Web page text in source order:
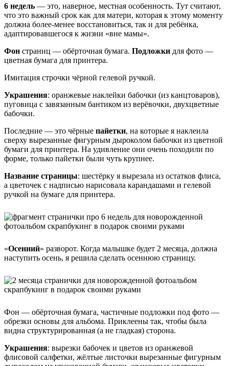
6 недель — это, наверное, местная особенность. Тут считают,
что это важный срок как для матери, которая к этому моменту
должна более-менее восстановиться, так и для ребёнка,
адаптировавшегося к жизни «вне мамы».
Фон страниц — обёрточная бумага. Подложки для фото —
цветная бумага для принтера.
Имитация строчки чёрной гелевой ручкой.
Украшения: оранжевые наклейки бабочки (из канцтоваров),
пуговица с завязанным бантиком из верёвочки, двухцветные
бабочки.
Последние — это чёрные пайетки, на которые я наклеила
сверху вырезанные фигурным дыроколом бабочки из цветной
бумаги для принтера. На удивление они очень походили по
форме, только пайетки были чуть крупнее.
Название страницы: шестёрку я вырезала из остатков флиса,
а цветочек с надписью нарисовала карандашами и гелевой
ручкой на бумаге для принтера.
«Осенний» разворот. Когда малышке будет 2 месяца, должна
наступить осень, я решила сделать осеннюю страницу.
Фон — обёрточная бумага, частичные подложки под фото —
обрезки основы для альбома. Приклеены так, чтобы была
видна структурированная (а не гладкая) сторона.
Украшения: вырезки бабочек и цветов из оранжевой
флисовой салфетки, жёлтые листочки вырезанные фигурным